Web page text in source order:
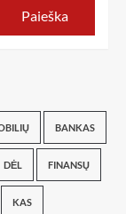
BANKAS
DĖL FINANSŲ
KAS